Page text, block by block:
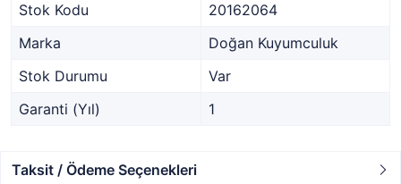
Stok Kodu
20162064
Marka
Doğan Kuyumculuk
Stok Durumu
Var
Garanti (Yıl)
1
Taksit / Ödeme Seçenekleri